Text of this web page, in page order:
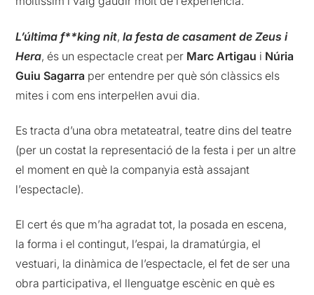
L’última f**king nit,la festa de casament de Zeus i
Hera, és un espectacle creat per Marc Artigau i Núria
Guiu Sagarra per entendre per què són clàssics els
mites i com ens interpel·len avui dia.
Es tracta d’una obra metateatral, teatre dins del teatre
(per un costat la representació de la festa i per un altre
el moment en què la companyia està assajant
l’espectacle).
El cert és que m’ha agradat tot, la posada en escena,
la forma i el contingut, l’espai, la dramatúrgia, el
vestuari, la dinàmica de l’espectacle, el fet de ser una
obra participativa, el llenguatge escènic en què es